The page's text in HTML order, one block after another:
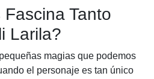
Tanto
Larila?
magias que podemos
el personaje es tan único